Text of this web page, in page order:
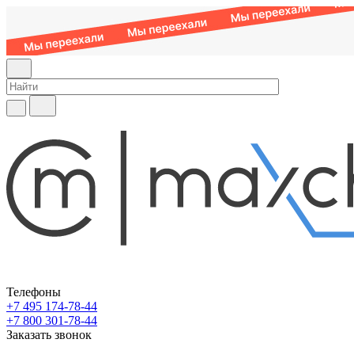
Телефоны
+7 495 174-78-44
+7 800 301-78-44
Заказать звонок